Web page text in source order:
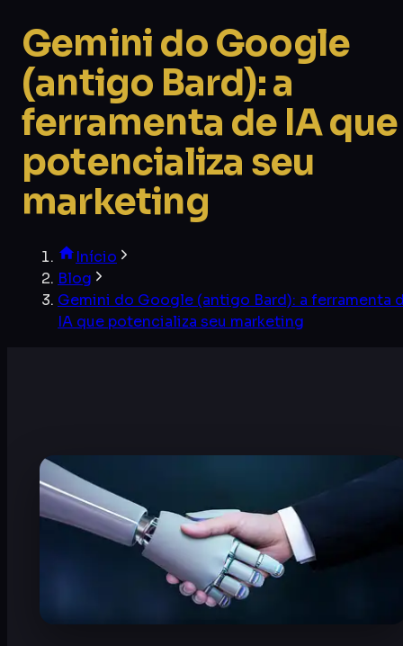
Gemini do Google
(antigo Bard): a
ferramenta de IA que
potencializa seu
marketing
Início
Blog
Gemini do Google (antigo Bard): a ferramenta
IA que potencializa seu marketing